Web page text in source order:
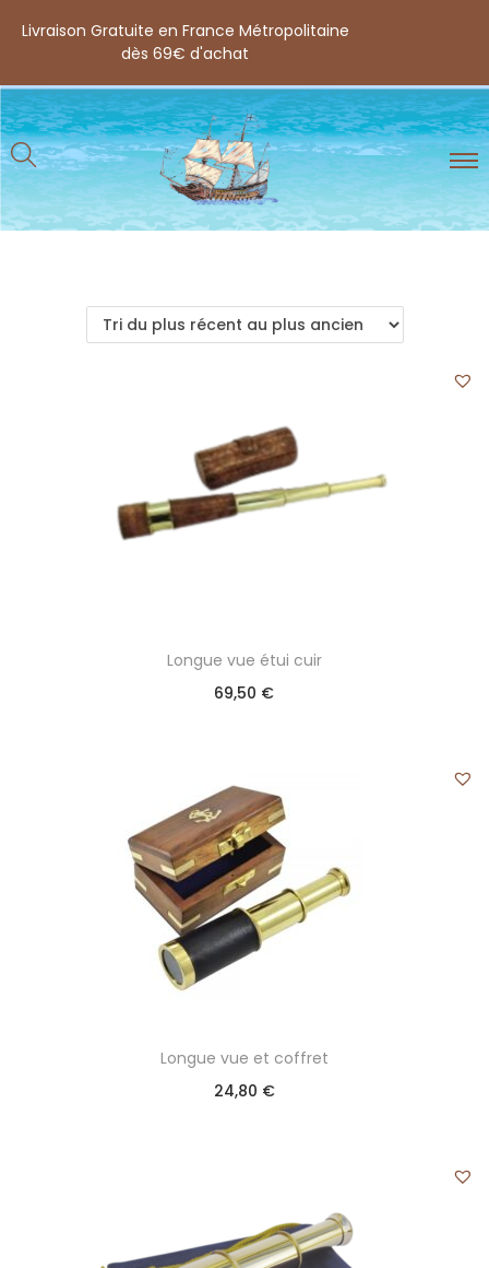
Livraison Gratuite en France Métropolitaine
dès 69€ d'achat
Longue vue étui cuir
69,50 €
Longue vue et coffret
24,80 €